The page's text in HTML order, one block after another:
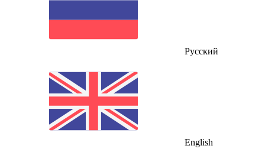
Русский
English